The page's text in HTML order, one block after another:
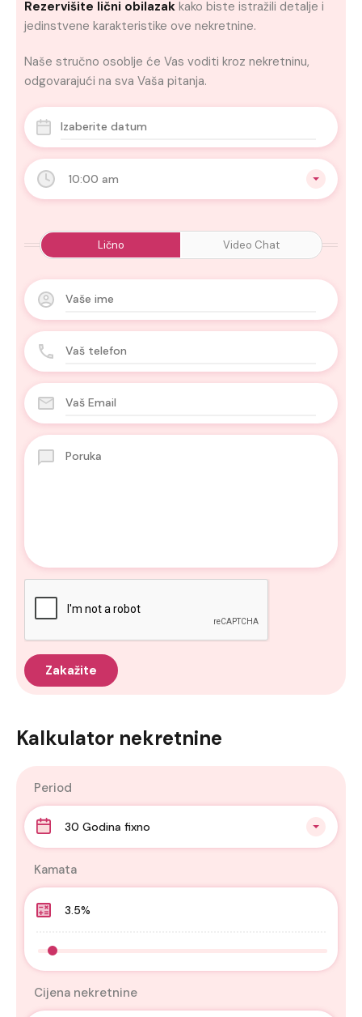
10:00 am
Lično Video Chat
Rezervišite lični obilazak kako biste istražili detalje i
jedinstvene karakteristike ove nekretnine.
Naše stručno osoblje će Vas voditi kroz nekretninu,
odgovarajući na sva Vaša pitanja.
Kalkulator nekretnine
Period
30 Godina fixno
Kamata
Cijena nekretnine